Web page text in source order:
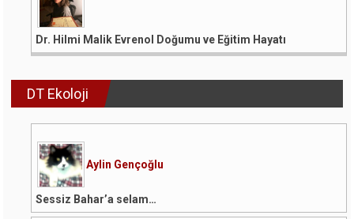
Dr. Hilmi Malik Evrenol Doğumu ve Eğitim Hayatı
DT Ekoloji
Aylin Gençoğlu
Sessiz Bahar’a selam…